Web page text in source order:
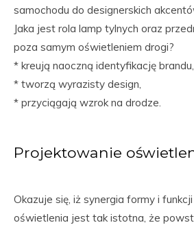
samochodu do designerskich
Jaka jest rola lamp tylnych oraz
poza samym oświetleniem drogi?
* kreują naoczną identyfikację brandu,
* tworzą wyrazisty design,
* przyciągają wzrok na drodze.
Projektowanie
Okazuje się, iż synergia formy i
oświetlenia jest tak istotna, że